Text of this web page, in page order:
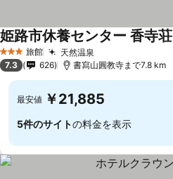
3 ホテルのランク
旅館 天然温泉
姫路市休養センター 香寺荘
7.3 626 書寫山圓教寺まで7.8 km
最安値 ￥21,885
5件のサイトの料金を表示